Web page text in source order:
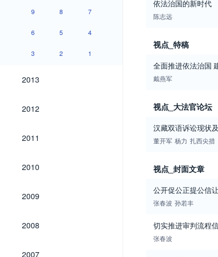
9 8 7
6 5 4
3 2 1
2013
2013
2012
2012
2011
2011
2010
2010
2009
2009
2008
2008
2007
2007
依法治国的新时代
陈志远
视点_特稿
全面推进依法治国
戴燕军
视点_大法官论坛
汉藏双语诉讼现状
董开军 杨力 扎西尖措
视点_封面文章
公开促公正提公信
张春波 孙若丰
切实推进审判流程
张春波